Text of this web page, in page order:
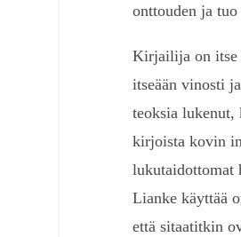
onttouden ja
Kirjailija on itse
itseään vinosti
teoksia lukenut,
kirjoista kovin
lukutaidottomat
Lianke käyttää
että sitaatitkin